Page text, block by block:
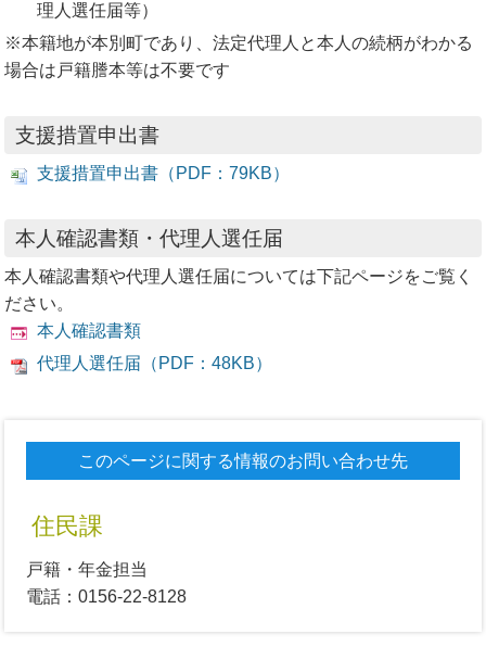
理人選任届等）
※本籍地が本別町であり、法定代理人と本人の続柄がわかる
場合は戸籍謄本等は不要です
支援措置申出書
支援措置申出書（PDF：79KB）
本人確認書類・代理人選任届
本人確認書類や代理人選任届については下記ページをご覧く
ださい。
本人確認書類
代理人選任届（PDF：48KB）
このページに関する情報のお問い合わせ先
住民課
戸籍・年金担当
電話：0156-22-8128